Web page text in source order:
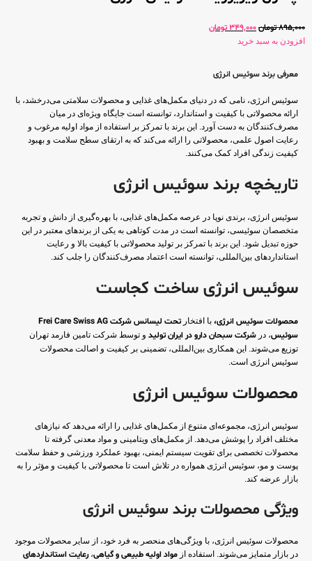
895,000تومان349,000 تومان
افزودن به سبد خرید
معرفی برند سوئیس انرژی
سوئیس انرژی، نامی که در دنیای مکمل‌های غذایی و محصولات سلامتی می‌درخشد، با
ارائه محصولاتی با کیفیت و استاندارد، توانسته است جایگاه ویژه‌ای در میان
مصرف‌کنندگان به دست آورد. این برند با تمرکز بر استفاده از مواد اولیه مرغوب و
رعایت اصول علمی، محصولاتی را ارائه می‌کند که به ارتقای سطح سلامت و بهبود
کیفیت زندگی افراد کمک می‌کنند.
تاریخچه برند سوئیس انرژی
سوئیس انرژی، برندی نوپا در عرصه مکمل‌های غذایی، با بهره‌گیری از دانش و تجربه
متخصصان سوئیسی، توانسته است در مدت کوتاهی به یکی از برندهای معتبر در این
حوزه تبدیل شود. این برند با تمرکز بر تولید محصولاتی با کیفیت بالا و رعایت
استانداردهای بین‌المللی، توانسته است اعتماد مصرف‌کنندگان را جلب کند.
سوئیس انرژی ساخت کجاست
محصولات سوئیس انرژی، با افتخار
تحت لیسانس شرکت Frei Care Swiss AG
سوئیس، در شرکت سبحان دارو در ایران تولید و توسط شرکت تامین فارمد تهران
توزیع می‌شوند. این همکاری بین‌المللی، تضمینی بر کیفیت و اصالت محصولات
سوئیس انرژی است.
محصولات سوئیس انرژی
سوئیس انرژی، مجموعه‌ای متنوع از مکمل‌های غذایی را ارائه می‌دهد که نیازهای
مختلف افراد را پوشش می‌دهد. از مکمل‌های ویتامینی و مواد معدنی گرفته تا
محصولات تخصصی برای تقویت سیستم ایمنی، بهبود عملکرد ورزشی و حفظ سلامت
پوست و مو، سوئیس انرژی همواره در تلاش است تا محصولاتی با کیفیت و مؤثر را به
بازار عرضه کند.
ویژگی محصولات برند سوئیس انرژی
محصولات سوئیس انرژی، با ویژگی‌های منحصر به فرد خود، از سایر محصولات موجود
در بازار متمایز می‌شوند. استفاده از مواد اولیه طبیعی و گیاهی، رعایت استانداردهای